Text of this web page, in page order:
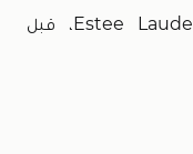
L’Oreal و Maybelline و Estee Lauder، قبل